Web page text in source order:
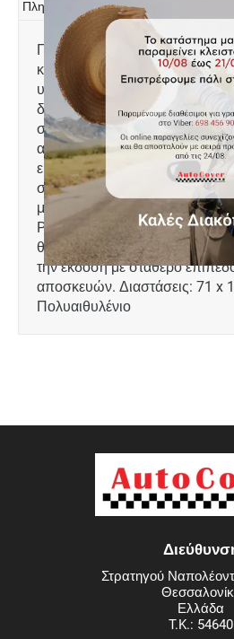
Πληροφορίες
Πατάκι πορτ μπαγκάζ, τύπου
κατασκευασμένο από ελαφρύ,
υψηλής αντοχής, 100%
διαθέτει 4-6 cm προστατεύει
συγκρατώντας λάδια, λάσπες,
ακαθαρσίες κτλ και τον
εύκολη τοποθέτηση. Πλένεται
σχεδιασμένο για: Citroen
μοντέλο 1996 - 2008 5
Peugeot Partner (MPV)
θέσεων με 4/5 πόρτες Το
την έκδοση με σταθερό
αποσκευών. Διαστάσεις: 71 x
Πολυαιθυλένιο
Στρατηγού
Ελλάδα
T.K.: 54640